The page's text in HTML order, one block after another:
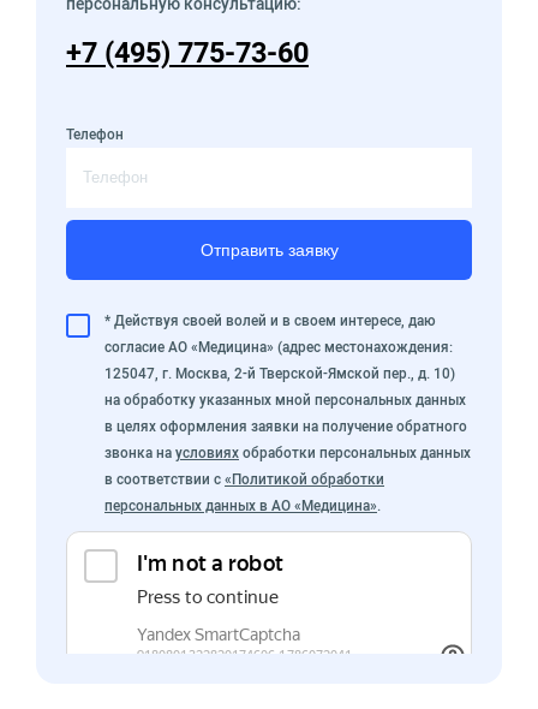
+7 (495) 775-73-60
Телефон
Отправить заявку
* Действуя своей волей и в своем интересе, даю
согласие АО «Медицина» (адрес местонахождения:
125047, г. Москва, 2-й Тверской-Ямской пер., д. 10)
на обработку указанных мной персональных данных
в целях оформления заявки на получение обратного
звонка на условиях обработки персональных данных
в соответствии с «Политикой обработки
персональных данных в АО «Медицина».